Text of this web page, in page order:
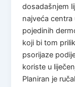
dosadašnjem
najveća centra
pojedinih
koji bi tom
psorijaze
koriste u
Planiran je